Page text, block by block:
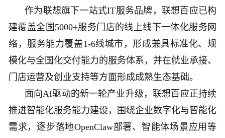
作为联想旗下一站式IT服务品牌，联想百应已构
建覆盖全国5000+服务门店的线上线下一体化服务网
络，服务能力覆盖1-6线城市，形成兼具标准化、规
模化与全国化交付能力的服务体系，并在就业承接、
门店运营及创业支持等方面形成成熟生态基础。
面向AI驱动的新一轮产业升级，联想百应正持续
推进智能化服务能力建设，围绕企业数字化与智能化
需求，逐步落地OpenClaw部署、智能体场景应用等